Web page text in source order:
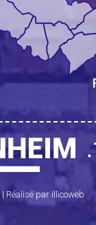
| Réalisé par illicoweb